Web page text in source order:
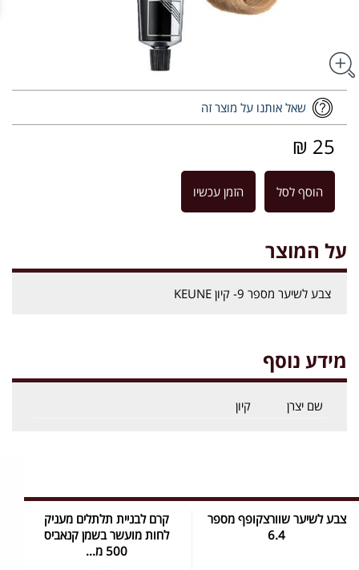
שאל אותנו על מוצר זה
25 ₪
הוסף לסל הזמן עכשיו
על המוצר
צבע לשיער מספר 9- קיון KEUNE
מידע נוסף
שם יצרן קיון
צבע לשיער שוורצקופף מספר
6.4
קרם לבניית תלתלים מעניק
לחות מועשר בשמן קנאביס
500 מ...